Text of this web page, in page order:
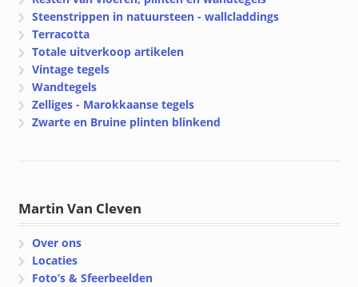
Steenstrippen in natuursteen - wallcladdings
Terracotta
Totale uitverkoop artikelen
Vintage tegels
Wandtegels
Zelliges - Marokkaanse tegels
Zwarte en Bruine plinten blinkend
Martin Van Cleven
Over ons
Locaties
Foto’s & Sfeerbeelden